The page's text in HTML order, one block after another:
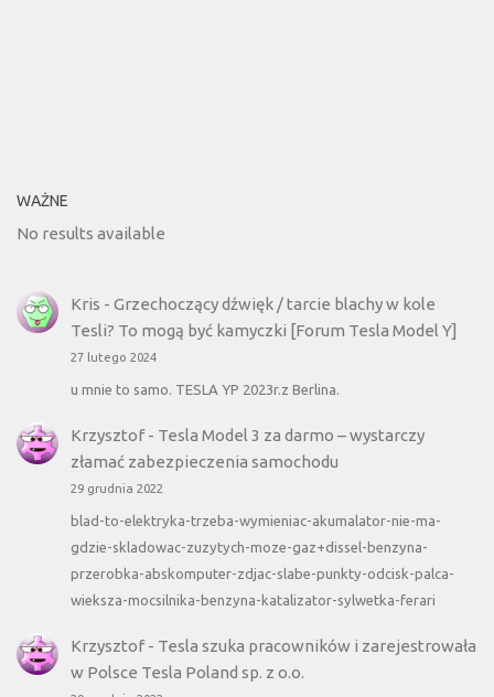
WAŻNE
No results available
Kris - Grzechoczący dźwięk / tarcie blachy w kole
Tesli? To mogą być kamyczki [Forum Tesla Model Y]
27 lutego 2024
u mnie to samo. TESLA YP 2023r.z Berlina.
Krzysztof- Tesla Model 3 za darmo – wystarczy
złamać zabezpieczenia samochodu
29 grudnia 2022
blad-to-elektryka-trzeba-wymieniac-akumalator-nie-ma-
gdzie-skladowac-zuzytych-moze-gaz+dissel-benzyna-
przerobka-abskomputer-zdjac-slabe-punkty-odcisk-palca-
wieksza-mocsilnika-benzyna-katalizator-sylwetka-ferari
Krzysztof- Tesla szuka pracowników i zarejestrowała
w Polsce Tesla Poland sp. z o.o.